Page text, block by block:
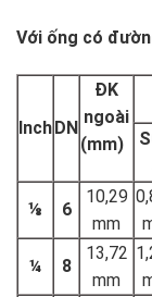
Với ống có
InchDN
ĐK
ngoài
(mm)
⅛ 6
10,29
mm
¼ 8
13,72
mm